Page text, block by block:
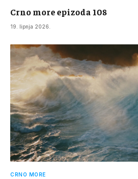
Crno more epizoda 108
19. lipnja 2026.
CRNO MORE